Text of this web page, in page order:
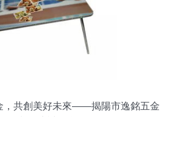
，共創美好未來——揭陽市逸銘五金